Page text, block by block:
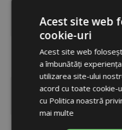
(PDF 1,8 MB)
Manual| DESCHIDE
(PDF 1,1 MB)
Etichetă clasificare energetică
(PDF 193 kB)
Acest site web
cookie-uri
Acest site web
a îmbunătăți
utilizarea site-ului
acord cu toate cookie-
cu Politica noastră
mai multe